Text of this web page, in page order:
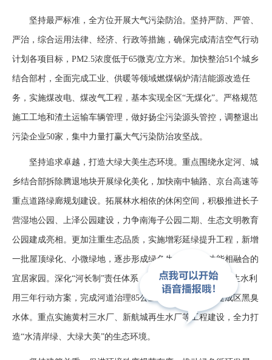
坚持最严标准，全方位开展大气污染防治。坚持严防、严管、
严治，综合运用法律、经济、行政等措施，确保完成清洁空气行动
计划各项目标，PM2.5浓度低于65微克/立方米。加快整治51个城乡
结合部村，全面完成工业、供暖等领域燃煤锅炉清洁能源改造任
务，实施煤改电、煤改气工程，基本实现全区“无煤化”。严格规范
施工工地和渣土运输车辆管理，做好扬尘污染源头管控，调整退出
污染企业50家，集中力量打赢大气污染防治攻坚战。
坚持追求卓越，打造大绿大美生态环境。重点围绕永定河、城
乡结合部拆除腾退地块开展绿化美化，加快南中轴路、京台高速等
重点道路绿廊规划建设。拓展林水相依的休闲空间，积极推进长子
营湿地公园、上泽公园建设，力争南海子公园二期、生态文明教育
公园建成亮相。更加注重生态品质，实施增彩延绿提升工程，新增
一批屋顶绿化、小微绿地，逐步形成绿色生态与城市功能相融合的
宜居家园。深化“河长制”责任体系，全面落实污水处理与再生水利
用三年行动方案，完成河道治理85公里，基本消除城市建成区黑臭
水体。重点实施黄村三水厂、新航城再生水厂等工程建设，全力打
造“水清岸绿、大绿大美”的生态环境。